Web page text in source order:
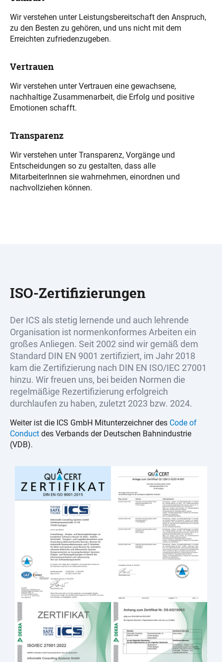
Wir verstehen unter Leistungsbereitschaft den Anspruch,
zu den Besten zu gehören, und uns nicht mit dem
Erreichten zufriedenzugeben.
Vertrauen
Wir verstehen unter Vertrauen eine gewachsene,
nachhaltige Zusammenarbeit, die Erfolg und positive
Emotionen schafft.
Transparenz
Wir verstehen unter Transparenz, Vorgänge und
Entscheidungen so zu gestalten, dass alle
MitarbeiterInnen sie wahrnehmen, einordnen und
nachvollziehen können.
ISO-Zertifizierungen
Der ICS als stetig lernende und auch lehrende
Organisation ist normenkonformes Arbeiten ein
großes Anliegen. Seit 2002 sind wir gemäß dem
Standard DIN EN 9001 zertifiziert, im Jahr 2018
kam die Zertifizierung nach DIN EN ISO/IEC 27001
hinzu. Wir freuen uns, bei beiden Normen die
regelmäßige Rezertifizierung erfolgreich
durchlaufen zu haben, zuletzt 2023 bzw. 2024.
Weiter ist die ICS GmbH Mitunterzeichner des Code of
Conduct des Verbands der Deutschen Bahnindustrie
(VDB).